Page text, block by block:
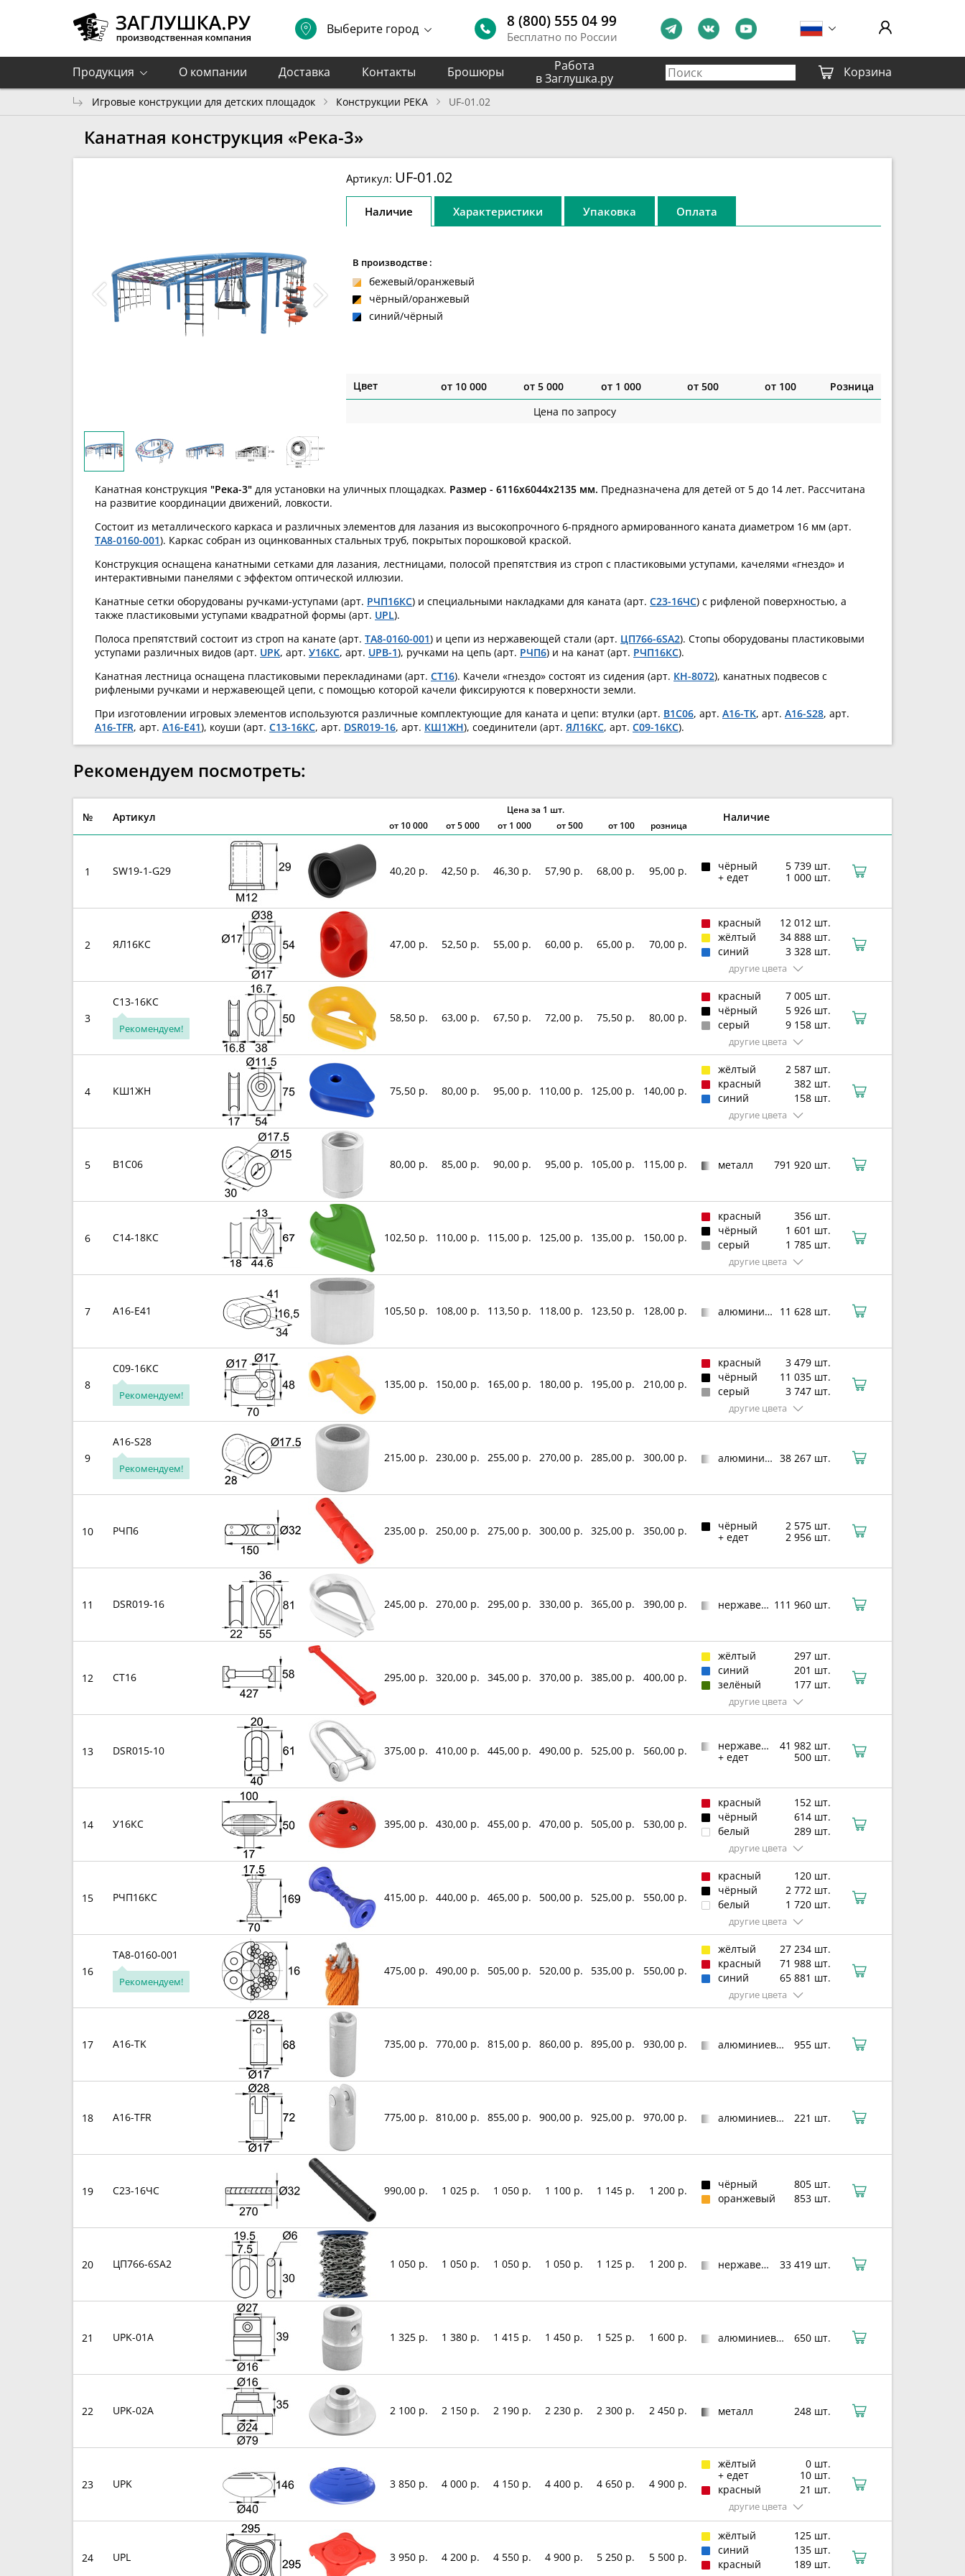
Выберите город 8 (800) 555 04 99
Бесплатно по России
Продукция О компании Доставка Контакты Брошюры
Работа
в Заглушка.ру
Корзина
Игровые конструкции для детских площадок Конструкции РЕКА UF-01.02
Канатная конструкция «Река-3»
Артикул: UF-01.02
Наличие Характеристики Упаковка Оплата
В производстве :
бежевый/оранжевый
чёрный/оранжевый
синий/чёрный
Цвет от 10 000 от 5 000 от 1 000 от 500 от 100
Розница
Цена по запросу
Канатная конструкция "Река-3" для установки на уличных площадках. Размер - 6116х6044х2135 мм. Предназначена для детей от 5 до 14 лет. Рассчитана
на развитие координации движений, ловкости.
Состоит из металлического каркаса и различных элементов для лазания из высокопрочного 6-прядного армированного каната диаметром 16 мм (арт.
TA8-0160-001). Каркас собран из оцинкованных стальных труб, покрытых порошковой краской.
Конструкция оснащена канатными сетками для лазания, лестницами, полосой препятствия из строп с пластиковыми уступами, качелями «гнездо» и
интерактивными панелями с эффектом оптической иллюзии.
Канатные сетки оборудованы ручками-уступами (арт. РЧП16КС) и специальными накладками для каната (арт. С23-16ЧС) с рифленой поверхностью, а
также пластиковыми уступами квадратной формы (арт. UPL).
Полоса препятствий состоит из строп на канате (арт. TA8-0160-001) и цепи из нержавеющей стали (арт. ЦП766-6SА2). Стопы оборудованы пластиковыми
уступами различных видов (арт. UPK, арт. У16КС, арт. UPB-1), ручками на цепь (арт. РЧП6) и на канат (арт. РЧП16КС).
Канатная лестница оснащена пластиковыми перекладинами (арт. СТ16). Качели «гнездо» состоят из сидения (арт. КН-8072), канатных подвесов с
рифлеными ручками и нержавеющей цепи, с помощью которой качели фиксируются к поверхности земли.
При изготовлении игровых элементов используются различные комплектующие для каната и цепи: втулки (арт. B1C06, арт. A16-TK, арт. A16-S28, арт.
A16-TFR, арт. A16-E41), коуши (арт. С13-16КС, арт. DSR019-16, арт. КШ1ЖН), соединители (арт. ЯЛ16КС, арт. С09-16КС).
Рекомендуем посмотреть:
№ Артикул
Цена за 1 шт.
Наличие
от 10 000 от5 000 от 1 000 от 500 от 100 розница
1 SW19-1-G29 40,20 р. 42,50 р. 46,30 р. 57,90 р. 68,00 р. 95,00 р. чёрный
5 739 шт.
+ едет
1 000 шт.
2 ЯЛ16КС 47,00 р. 52,50 р. 55,00 р. 60,00 р. 65,00 р. 70,00 р.
красный
12 012 шт.
жёлтый
34 888 шт.
синий
3 328 шт.
другие цвета
3
С13-16КС
Рекомендуем!
58,50 р. 63,00 р. 67,50 р. 72,00 р. 75,50 р. 80,00 р.
красный
7 005 шт.
чёрный
5 926 шт.
серый
9 158 шт.
другие цвета
4 КШ1ЖН 75,50 р. 80,00 р. 95,00 р. 110,00 р. 125,00 р. 140,00 р.
жёлтый
2 587 шт.
красный
382 шт.
синий
158 шт.
другие цвета
5 B1C06 80,00 р. 85,00 р. 90,00 р. 95,00 р. 105,00 р. 115,00 р. металл 791 920 шт.
6 С14-18КС 102,50 р. 110,00 р. 115,00 р. 125,00 р. 135,00 р. 150,00 р.
красный
356 шт.
чёрный
1 601 шт.
серый
1 785 шт.
другие цвета
7 A16-E41 105,50 р. 108,00 р. 113,50 р. 118,00 р. 123,50 р. 128,00 р. алюминиевый сплав 11 628 шт.
8
С09-16КС
Рекомендуем!
135,00 р. 150,00 р. 165,00 р. 180,00 р. 195,00 р. 210,00 р.
красный
3 479 шт.
чёрный
11 035 шт.
серый
3 747 шт.
другие цвета
9
A16-S28
Рекомендуем!
215,00 р. 230,00 р. 255,00 р. 270,00 р. 285,00 р. 300,00 р. алюминиевый сплав 38 267 шт.
10 РЧП6 235,00 р. 250,00 р. 275,00 р. 300,00 р. 325,00 р. 350,00 р. чёрный
2 575 шт.
+ едет
2 956 шт.
11 DSR019-16 245,00 р. 270,00 р. 295,00 р. 330,00 р. 365,00 р. 390,00 р. нержавеющая сталь 111 960 шт.
12 СТ16 295,00 р. 320,00 р. 345,00 р. 370,00 р. 385,00 р. 400,00 р.
жёлтый
297 шт.
синий
201 шт.
зелёный
177 шт.
другие цвета
13 DSR015-10 375,00 р. 410,00 р. 445,00 р. 490,00 р. 525,00 р. 560,00 р. нержавеющая сталь
41 982 шт.
+ едет
500 шт.
14 У16КС 395,00 р. 430,00 р. 455,00 р. 470,00 р. 505,00 р. 530,00 р.
красный
152 шт.
чёрный
614 шт.
белый
289 шт.
другие цвета
15 РЧП16КС 415,00 р. 440,00 р. 465,00 р. 500,00 р. 525,00 р. 550,00 р.
красный
120 шт.
чёрный
2 772 шт.
белый
1 720 шт.
другие цвета
16
TA8-0160-001
Рекомендуем!
475,00 р. 490,00 р. 505,00 р. 520,00 р. 535,00 р. 550,00 р.
жёлтый
27 234 шт.
красный
71 988 шт.
синий
65 881 шт.
другие цвета
17 A16-TK 735,00 р. 770,00 р. 815,00 р. 860,00 р. 895,00 р. 930,00 р. алюминиевый сплав 955 шт.
18 A16-TFR 775,00 р. 810,00 р. 855,00 р. 900,00 р. 925,00 р. 970,00 р. алюминиевый сплав 221 шт.
19 С23-16ЧС 990,00 р. 1 025 р. 1 050 р. 1 100 р. 1 145 р. 1 200 р. чёрный
805 шт.
оранжевый
853 шт.
20 ЦП766-6SА2 1 050 р. 1 050 р. 1 050 р. 1 050 р. 1 125 р. 1 200 р. нержавеющая сталь 33 419 шт.
21 UPK-01A 1 325 р. 1 380 р. 1 415 р. 1 450 р. 1 525 р. 1 600 р. алюминиевый сплав 650 шт.
22 UPK-02A 2 100 р. 2 150 р. 2 190 р. 2 230 р. 2 300 р. 2 450 р. металл 248 шт.
23 UPK 3 850 р. 4 000 р. 4 150 р. 4 400 р. 4 650 р. 4 900 р.
жёлтый
0 шт.
+ едет
10 шт.
красный
21 шт.
другие цвета
24 UPL 3 950 р. 4 200 р. 4 550 р. 4 900 р. 5 250 р. 5 500 р.
жёлтый
125 шт.
синий
135 шт.
красный
189 шт.